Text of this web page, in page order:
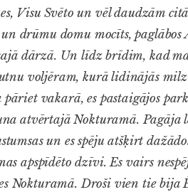
Visu Svēto un vēl daudzām
drūmu domu mocīts,
dārzā. Un līdz brīdim, kad
voljēram, kurā lidinājās
vakarā, es pastaigājos
atvērtajā Nokturamā. Pagāja
un es spēju atšķirt
apspīdēto dzīvi. Es vairs
Nokturamā. Droši vien tie bija